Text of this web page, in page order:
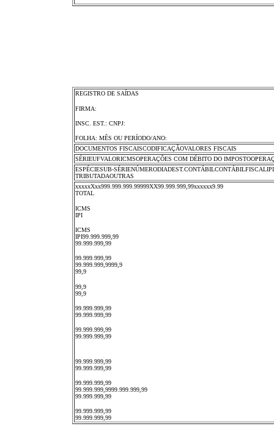
REGISTRO DE SAÍDAS
FIRMA:
INSC. EST.: CNPJ:
FOLHA: MÊS OU PERÍODO/ANO:
DOCUMENTOS FISCAISCODIFICAÇÃOVALORES FISCAIS
SÉRIEUFVALORICMSOPERAÇÕES COM DÉBITO DO
ESPÉCIESUB-
TRIBUTADAOUTRAS
xxxxxXxx999.999.999.99999XX99.999.999,99xxxxxx9.99
TOTAL
ICMS
IPI
ICMS
IPI99.999.999,99
99.999.999,99
99.999.999,99
99.999.999,9999,9
99,9
99,9
99,9
99.999.999,99
99.999.999,99
99.999.999,99
99.999.999,99
99.999.999,99
99.999.999,99
99.999.999,99
99.999.999,9999.999.999,99
99.999.999,99
99.999.999,99
99.999.999,99